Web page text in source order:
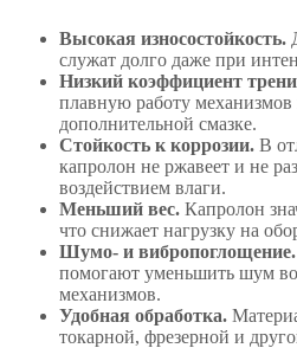
Высокая износостойкость.
служат долго даже при
Низкий коэффициент
плавную работу механизмов
дополнительной смазке.
Стойкость к коррозии. В
капролон не ржавеет и не
воздействием влаги.
Меньший вес. Капролон
что снижает нагрузку на
Шумо- и вибропоглощение.
помогают уменьшить шум
механизмов.
Удобная обработка.
токарной, фрезерной и